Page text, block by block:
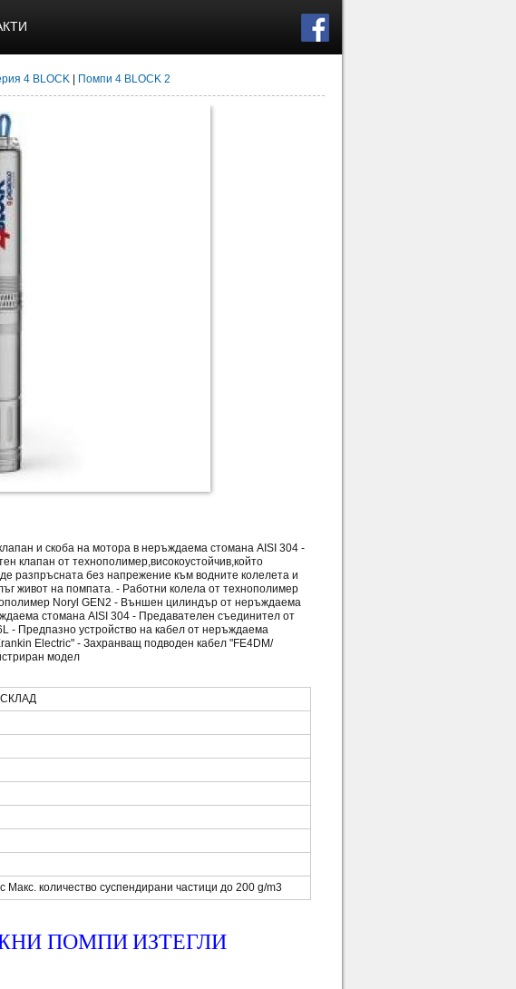
4 BLOCK Помпи 4 BLOCK 2
и скоба на мотора в неръждаема стомана AISI 304 -
клапан от технополимер,високоустойчив,който
разпръсната без напрежение към водните колелета и
живот на помпата. - Работни колела от технополимер
Noryl GEN2 - Външен цилиндър от неръждаема
стомана AISI 304 - Предавателен съединител от
- Предпазно устройство на кабел от неръждаема
Electric" - Захранващ подводен кабел "FE4DM/
модел
Mакс. количество суспендирани частици до 200 g/m3
ПОМПИИЗТЕГЛИ